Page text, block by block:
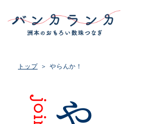
トップ やらんか！
join